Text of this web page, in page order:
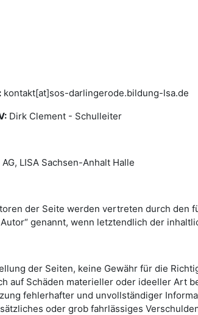
kontakt[at]sos-darlingerode.bildung-lsa.de
Dirk Clement - Schulleiter
LISA Sachsen-Anhalt Halle
der Seite werden vertreten durch den
genannt, wenn letztendlich der
der Seiten, keine Gewähr für die
auf Schäden materieller oder ideeller Art
fehlerhafter und unvollständiger
oder grob fahrlässiges